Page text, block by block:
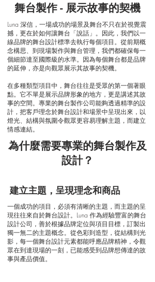
舞台製作 - 展示故事的契機
Luna 深信，一場成功的場景及舞台不只在於視覺震
撼，更在於如何讓舞台「說話」。因此，我們以一
線品牌的舞台設計標準去執行每個項目。從前期概
念構思、到現場製作與舞台管理，我們都確保每一
個細節達至國際級的水準。因為每個舞台都是品牌
的延伸，亦是向觀眾展示其故事的契機。
在多種類型項目中，舞台往往是受眾的第一個著眼
點。它不單是展示品牌形象的地方，更是講述其故
事的空間。專業的舞台製作公司能夠透過精準的設
計，把客戶理念於舞台設計和場景中呈現出來，以
燈光、結構與氛圍令觀眾更容易理解主題，而建立
情感連結。
為什麼需要專業的舞台製作及
設計？
建立主題，呈現理念和商品
一個成功的項目，必須有清晰的主題，而主題的呈
現往往來自於舞台設計。Luna 作為經驗豐富的舞台
設計公司，善於根據品牌定位與項目目標，訂製出
獨一無二的主題概念。從色彩到造型，從結構到光
影，每一個舞台設計元素都能呼應品牌精神，令觀
眾在到達現場的一刻，已能感受到品牌想傳達的故
事與產品價值。